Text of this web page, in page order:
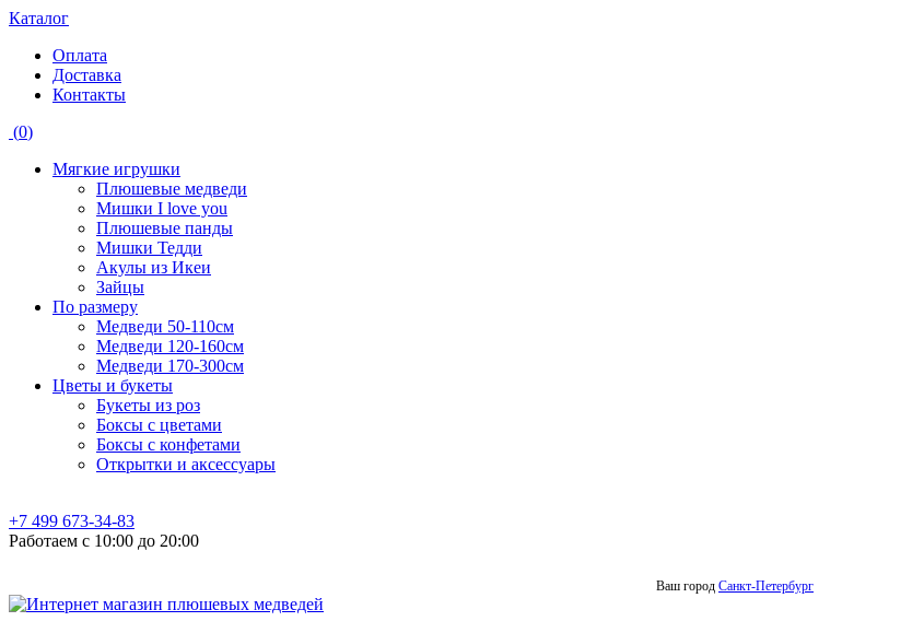
Каталог
Оплата
Доставка
Контакты
(0)
Мягкие игрушки
Плюшевые медведи
Мишки I love you
Плюшевые панды
Мишки Тедди
Акулы из Икеи
Зайцы
По размеру
Медведи 50-110см
Медведи 120-160см
Медведи 170-300см
Цветы и букеты
Букеты из роз
Боксы с цветами
Боксы с конфетами
Открытки и аксессуары
+7 499 673-34-83
Работаем с 10:00 до 20:00
Ваш город Санкт-Петербург